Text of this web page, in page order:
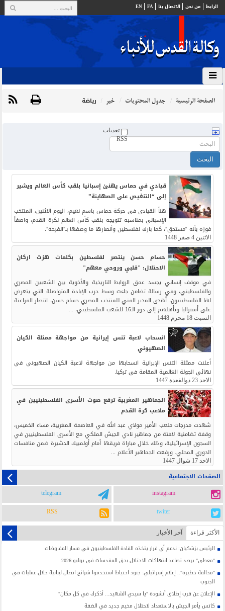
الرابط من نحن الاتصال بنا FA
EN
الصفحة الرئيسية جدول المحتويات خبر رياضة
تغذيات
RSS
قيادي في حماس يهنئ إسبانيا بلقب كأس العالم ويشير
إلى “التنغيص على الصهاينة”
هنأ القيادي في حركة حماس باسم نعيم، اليوم الاثنين، المنتخب
الإسباني بمناسبة تتويجه بلقب كأس العالم لكرة القدم، واصفاً
فوزه بأنه “مستحق”، كما بارك لفلسطين وأنصارها ما وصفها بـ”الفرحة”.
الاثنين 4 صفر 1448
حسام حسن ينتصر لفلسطين بكلمات هزت اركان
الاحتلال: "قلبي وروحي معهم"
في موقف إنساني يجسد عمق الروابط التاريخية والأخوية بين الشعبين المصري
والفلسطيني، وفي رسالة تضامن جاءت وسط حرب الإبادة المتواصلة التي يتعرض
لها الفلسطينيون، أهدى المدير الفني للمنتخب المصري حسام حسن، انتصار الفراعنة
على أستراليا وتأهلهم إلى دور الـ16 للشعب الفلسطيني، ...
السبت 18 محرم 1448
انسحاب لاعبة تنس إيرانية من مواجهة ممثلة الكيان
الصهيوني
أعلنت ممثلة التنس الإيرانية انسحابها من مواجهة لاعبة الكيان الصهيوني في
نهائي الجولة العالمية المقامة في تركيا.
الاحد 23 ذوالقعدة 1447
الجماهير المغربية ترفع صوت الأسرى الفلسطينيين في
ملاعب كرة القدم
شهدت مدرجات ملعب الأمير مولاي عبد الله في العاصمة المغربية، مساء الخميس،
وقفة تضامنية لافتة من جماهير نادي الجيش الملكي مع الأسرى الفلسطينيين في
السجون الإسرائيلية، وذلك خلال مباراة فريقها أمام أولمبيك الدشيرة ضمن منافسات
الدوري المحلي. ورفعت الجماهير الأعلام ...
الاحد 17 شوال 1447
الصفحات الاجتماعية
instagram
telegram
twiter
RSS
الأکثر قراءة آخر الأخبار
الرئيس بزشكيان: ندعم أي قرار يتخذه القادة الفلسطينيون في مسار المفاوضات
"معطى" يرصد تصاعد انتهاكات الاحتلال بحق المقدسات في يوليو 2026
"مخالفة خطيرة".. إعلام إسرائيلي: جنود احتياط استخدموا شرائح اتصال لبنانية خلال عمليات في
الجنوب
الإعلان عن قرب إطلاق أنشودة "يا سيدي الشهيد... أذكرك في كل مكان"
كاتس يأمر الجيش بالاستعداد لاحتلال مخيم جديد في الضفة